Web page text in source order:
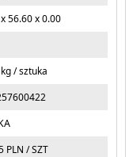
56.60 x 0.00
/ sztuka
PLN / SZT